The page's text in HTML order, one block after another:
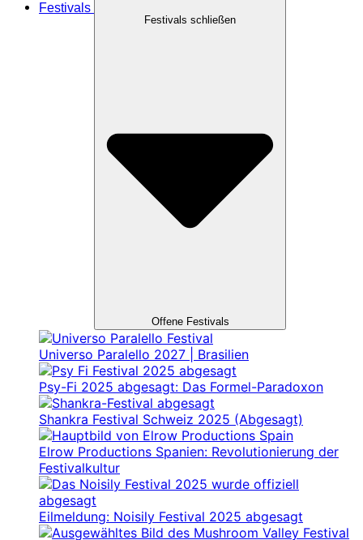
Festivals
Festivals schließen
Offene Festivals
Universo Paralello 2027 | Brasilien
Psy-Fi 2025 abgesagt: Das Formel-Paradoxon
Shankra Festival Schweiz 2025 (Abgesagt)
Elrow Productions Spanien: Revolutionierung der
Festivalkultur
Eilmeldung: Noisily Festival 2025 abgesagt